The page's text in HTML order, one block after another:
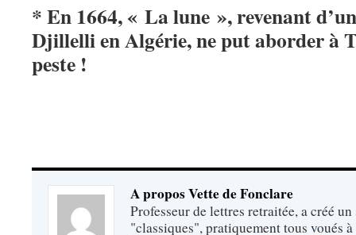
* En 1664, « La lune », revenant
Djillelli en Algérie, ne put aborder à
peste !
A propos Vette de Fonclare
Professeur de lettres retraitée, a créé
"classiques", pratiquement tous voués